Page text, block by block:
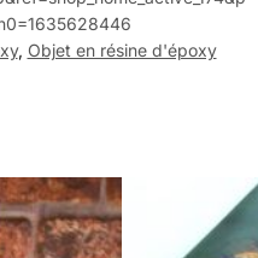
, Objet en résine d'époxy